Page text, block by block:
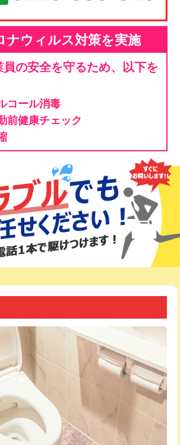
ナウィルス対策を実施
の安全を守るため、以下を
コール消毒
前健康チェック